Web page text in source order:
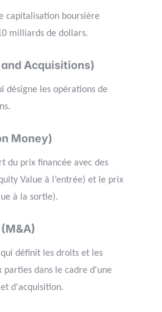
capitalisation boursière
milliards de dollars.
Acquisitions)
désigne les opérations de
Money)
du prix financée avec des
Value à l’entrée) et le prix
à la sortie).
définit les droits et les
parties dans le cadre d'une
d'acquisition.